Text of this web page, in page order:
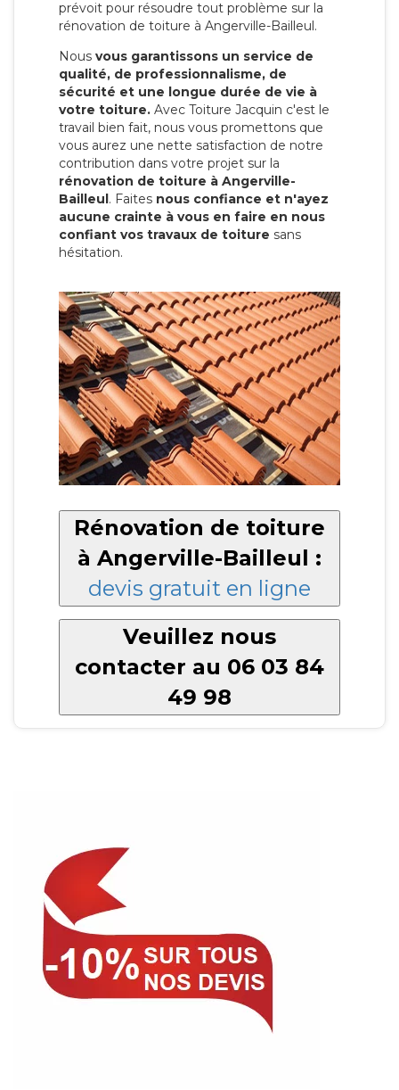
prévoit pour résoudre tout problème sur la
rénovation de toiture à Angerville-Bailleul.
Nous vous garantissons un service de
qualité, de professionnalisme, de
sécurité et une longue durée de vie à
votre toiture. Avec Toiture Jacquin c'est le
travail bien fait, nous vous promettons que
vous aurez une nette satisfaction de notre
contribution dans votre projet sur la
rénovation de toiture à Angerville-
Bailleul. Faites nous confiance et n'ayez
aucune crainte à vous en faire en nous
confiant vos travaux de toiture sans
hésitation.
Rénovation de toiture
à Angerville-Bailleul :
devis gratuit en ligne
Veuillez nous
contacter au 06 03 84
49 98